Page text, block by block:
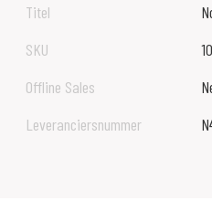
Titel
SKU
Offline Sales
Leveranciersnummer